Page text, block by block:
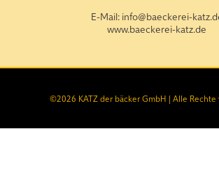
E-Mail: info@baeckerei-
www.baeckerei-katz.de
©2026 KATZ der bäcker GmbH | Alle